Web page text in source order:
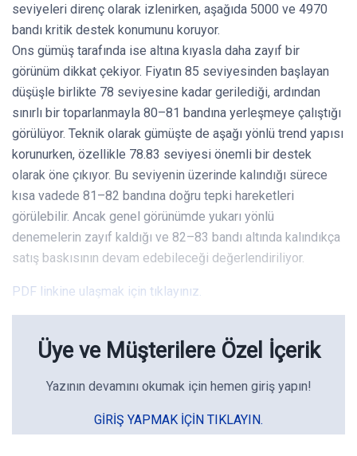
seviyeleri direnç olarak izlenirken, aşağıda 5000 ve 4970
bandı kritik destek konumunu koruyor.
Ons gümüş tarafında ise altına kıyasla daha zayıf bir
görünüm dikkat çekiyor. Fiyatın 85 seviyesinden başlayan
düşüşle birlikte 78 seviyesine kadar gerilediği, ardından
sınırlı bir toparlanmayla 80–81 bandına yerleşmeye çalıştığı
görülüyor. Teknik olarak gümüşte de aşağı yönlü trend yapısı
korunurken, özellikle 78.83 seviyesi önemli bir destek
olarak öne çıkıyor. Bu seviyenin üzerinde kalındığı sürece
kısa vadede 81–82 bandına doğru tepki hareketleri
görülebilir. Ancak genel görünümde yukarı yönlü
denemelerin zayıf kaldığı ve 82–83 bandı altında kalındıkça
satış baskısının devam edebileceği değerlendiriliyor.
PDF linkine ulaşmak için tıklayınız.
Üye ve Müşterilere Özel İçerik
Yazının devamını okumak için hemen giriş yapın!
GIRIŞ YAPMAK IÇIN TIKLAYIN.